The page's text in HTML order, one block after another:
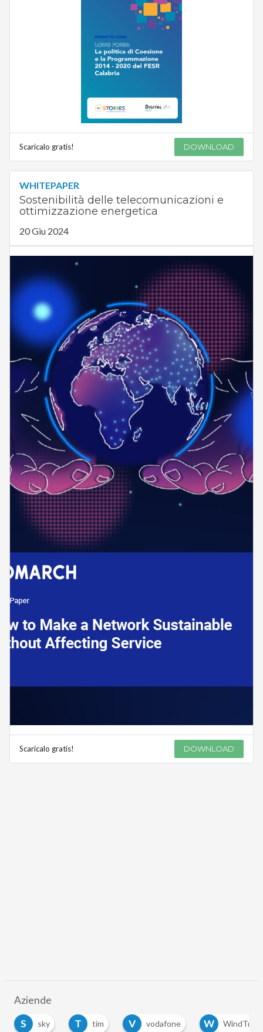
Scaricalo gratis! DOWNLOAD
WHITEPAPER
Sostenibilità delle telecomunicazioni e
ottimizzazione energetica
20 Giu 2024
Scaricalo gratis! DOWNLOAD
Aziende
S
sky T tim V vodafone W WindTre